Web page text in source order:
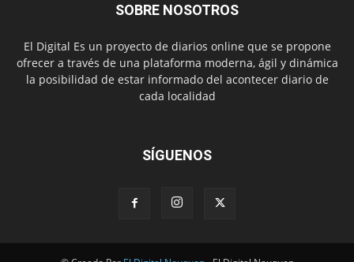
SOBRE NOSOTROS
El Digital Es un proyecto de diarios online que se propone
ofrecer a través de una plataforma moderna, ágil y dinámica
la posibilidad de estar informado del acontecer diario de
cada localidad
SÍGUENOS